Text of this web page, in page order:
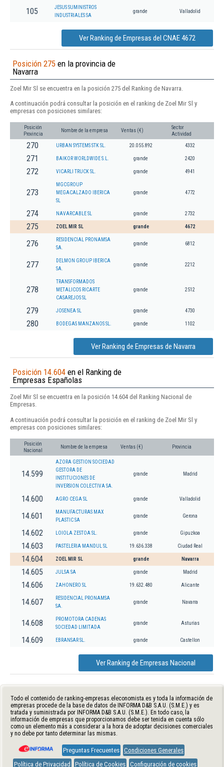
105
JESUS SUMINISTROS
INDUSTRIALES SA
grande Valladolid
Ver Ranking de Empresas del CNAE 4672
Posición 275 en la provincia de
Navarra
Zoel Mir Sl se encuentra en la posición 275 del Ranking de Navarra.
A continuación podrá consultar la posición en el ranking de Zoel Mir Sl y
empresas con posiciones similares:
Posición
Provincia
Nombre de la empresa Ventas (€)
Sector
Actividad
270 URBAN SYSTEMS STK SL. 20.055.892 4332
271 BAIKOR WORLDWIDE S.L. grande 2420
272 VICARLI TRUCK SL. grande 4941
273
MGCGROUP
MEGACALZADO IBERICA
SL
grande 4772
274 NAVARCABLE SL grande 2732
275 ZOEL MIR SL grande 4672
276
RESIDENCIAL PRONAMSA
SA.
grande 6812
277
DELMON GROUP IBERICA
SA.
grande 2212
278
TRANSFORMADOS
METALICOS RICARTE
CASAREJOS SL
grande 2512
279 JOSENEA SL grande 4730
280 BODEGAS MANZANOS SL. grande 1102
Ver Ranking de Empresas de Navarra
Posición 14.604 en el Ranking de
Empresas Españolas
Zoel Mir Sl se encuentra en la posición 14.604 del Ranking Nacional de
Empresas.
A continuación podrá consultar la posición en el ranking de Zoel Mir Sl y
empresas con posiciones similares:
Posición
Nacional
Nombre de la empresa Ventas (€) Provincia
14.599
AZORA GESTION SOCIEDAD
GESTORA DE
INSTITUCIONES DE
INVERSION COLECTIVA SA.
grande Madrid
14.600 AGRO CEGA SL grande Valladolid
14.601
MANUFACTURAS MAX
PLASTIC SA
grande Gerona
14.602 LOIOLA ZESTOA SL. grande Gipuzkoa
14.603 PASTELERIA MANDUL SL 19.636.338 Ciudad Real
14.604 ZOEL MIR SL grande Navarra
14.605 JULSA SA grande Madrid
14.606 ZAHONERO SL 19.632.480 Alicante
14.607
RESIDENCIAL PRONAMSA
SA.
grande Navarra
14.608
PROMOTORA CADENAS
SOCIEDAD LIMITADA
grande Asturias
14.609 EBRANSAR SL. grande Castellon
Ver Ranking de Empresas Nacional
Todo el contenido de ranking-empresas.eleconomista.es y toda la información de
empresas procede de la base de datos de INFORMA D&B S.A.U. (S.M.E.) y es
tratada y suministrada por INFORMA D&B S.A.U. (S.M.E.). En todo caso, la
información de empresas que proporcionamos debe ser tenida en cuenta sólo
como un elemento más a considerar a la hora de adoptar decisiones comerciales
y no debe por tanto determinar las mismas.
Preguntas Frecuentes Condiciones Generales
Política de Privacidad
Política de Cookies Configuración de cookies